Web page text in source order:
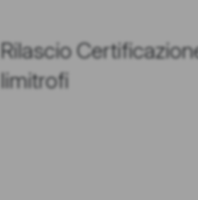
Rilascio
limitrofi